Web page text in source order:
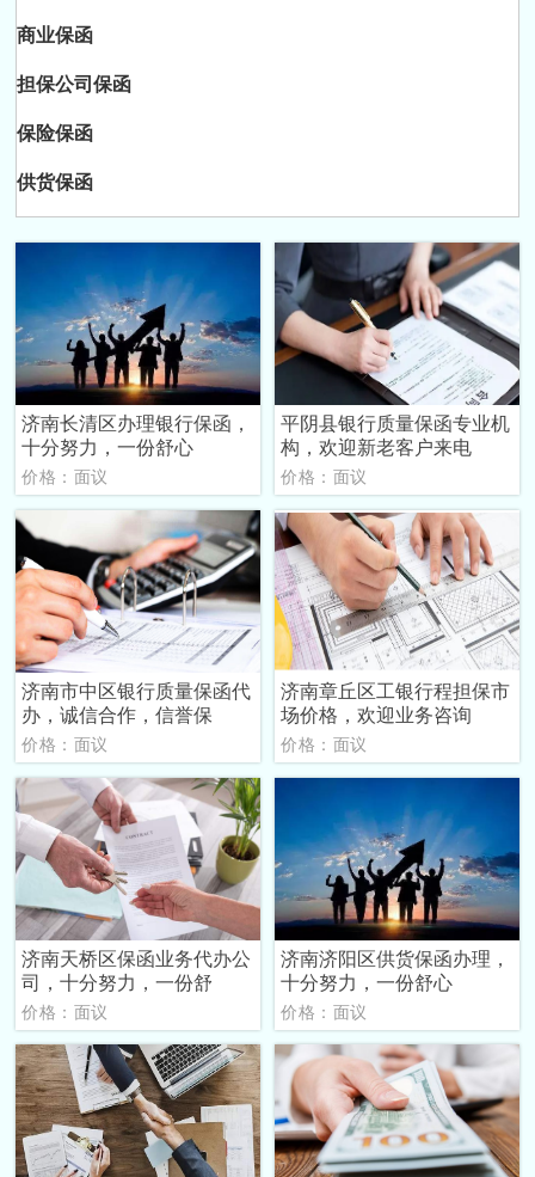
商业保函
担保公司保函
保险保函
供货保函
济南长清区办理银行保函，
十分努力，一份舒心
价格：面议
平阴县银行质量保函专业机
构，欢迎新老客户来电
价格：面议
济南市中区银行质量保函代
办，诚信合作，信誉保
价格：面议
济南章丘区工银行程担保市
场价格，欢迎业务咨询
价格：面议
济南天桥区保函业务代办公
司，十分努力，一份舒
价格：面议
济南济阳区供货保函办理，
十分努力，一份舒心
价格：面议